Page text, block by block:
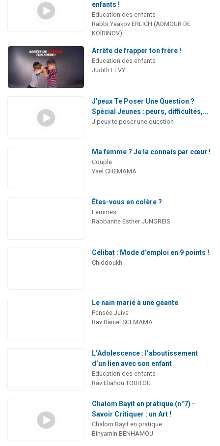
enfants !
Education des enfants
Rabbi Yaakov ERLICH (ADMOUR DE
KOÏDINOV)
Arrête de frapper ton frère !
Education des enfants
Judith LEVY
J'peux Te Poser Une Question ?
Spécial Jeunes : peurs, difficultés,...
J'peux te poser une question
Ma femme ? Je la connais par cœur !
Couple
Yael CHEMAMA
Êtes-vous en colère ?
Femmes
Rabbanite Esther JUNGREIS
Célibat : Mode d’emploi en 9 points !
Chiddoukh
Le nain marié à une géante
Pensée Juive
Rav Daniel SCEMAMA
L’Adolescence : l’aboutissement
d’un lien avec son enfant
Education des enfants
Rav Eliahou TOUITOU
Chalom Bayit en pratique (n°7) -
Savoir Critiquer : un Art !
Chalom Bayit en pratique
Binyamin BENHAMOU